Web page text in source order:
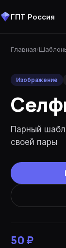
ГПТ Россия
Главная/
Изображение
Парный
своей пары
50 ₽